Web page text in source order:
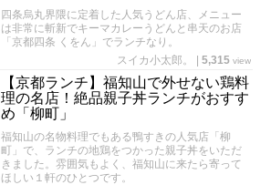
四条烏丸界隈に定着した人気うどん店、メニュー
は非常に斬新でキーマカレーうどんと串天のお店
「京都四条 くをん」でランチなり。
スイカ小太郎。
5,315 view
【京都ランチ】福知山で外せない鶏料
理の名店！絶品親子丼ランチがおすす
め「柳町」
福知山の名物料理でもある鴨すきの人気店「柳
町」で、ランチの地鶏をつかった親子丼をいただ
きました。雰囲気もよく、福知山に来たら寄って
ほしい１軒のひとつです。